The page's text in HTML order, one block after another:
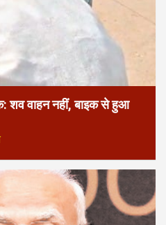
शव वाहन नहीं, बाइक से हुआ